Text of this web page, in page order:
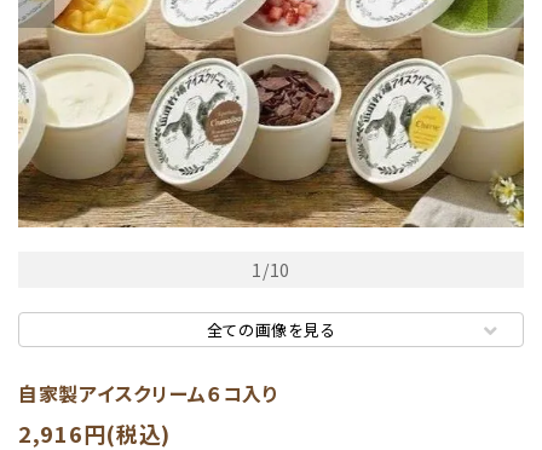
1/10
全ての画像を見る
自家製アイスクリーム６コ入り
2,916円(税込)